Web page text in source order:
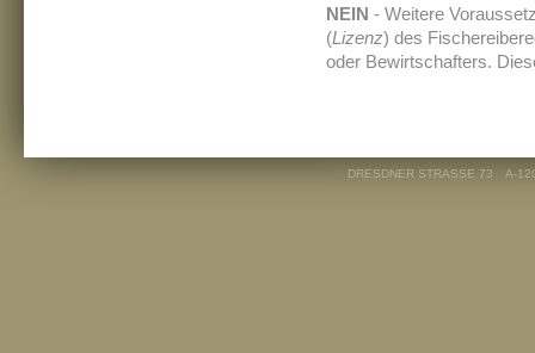
NEIN - Weitere
(Lizenz) des
oder Bewirtschafters.
A-
DRESDNER STRASSE 73